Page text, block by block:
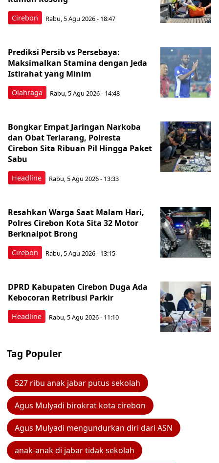
Cirebon Rabu, 5 Agu 2026 - 18:47
Olahraga
Prediksi Persib vs Persebaya:
Maksimalkan Stamina dengan Jeda
Istirahat yang Minim
Rabu, 5 Agu 2026 - 14:48
Headline
Bongkar Empat Jaringan Narkoba
dan Obat Terlarang, Polresta
Cirebon Sita Ribuan Pil Hingga Paket
Sabu
Rabu, 5 Agu 2026 - 13:33
Cirebon
Resahkan Warga Saat Malam Hari,
Polres Cirebon Kota Sita 32 Motor
Berknalpot Brong
Rabu, 5 Agu 2026 - 13:15
Headline
DPRD Kabupaten Cirebon Duga Ada
Kebocoran Retribusi Parkir
Rabu, 5 Agu 2026 - 11:10
Tag Populer
527 ribu anak jabar putus sekolah
Agus Mulyadi birokrat kota cirebon
Agus Mulyadi mengundurkan diri dari ASN
anak-anak di jabar tidak sekolah